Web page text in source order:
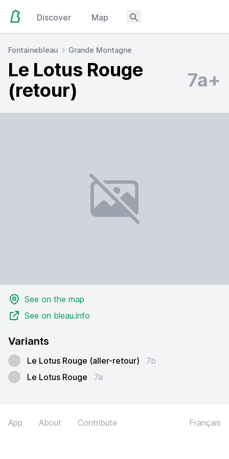
Discover Map
Fontainebleau Grande Montagne
Le Lotus Rouge
(retour)
7a+
See on the map
See on bleau.info
Variants
Le Lotus Rouge (aller-retour)
7b
Le Lotus Rouge
7a
App About Contribute Français